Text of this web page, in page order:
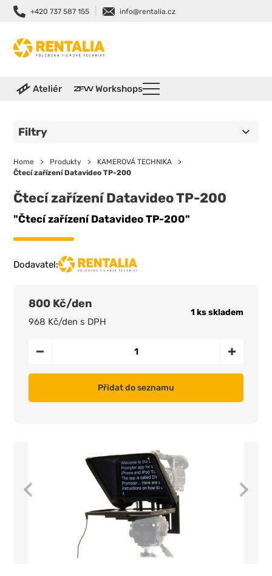
+420 737 587 155 info@rentalia.cz
Ateliér Workshops
Filtry
Home > Produkty > KAMEROVÁ TECHNIKA
>
Čtecí zařízení Datavideo TP-200
Čtecí zařízení Datavideo TP-200
"Čtecí zařízení Datavideo TP-200"
Dodavatel:
800 Kč/den
968 Kč/den s DPH
1 ks skladem
Přidat do seznamu